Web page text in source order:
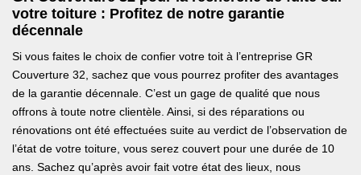
votre toiture : Profitez de notre garantie
décennale
Si vous faites le choix de confier votre toit à l’entreprise GR
Couverture 32, sachez que vous pourrez profiter des avantages
de la garantie décennale. C’est un gage de qualité que nous
offrons à toute notre clientèle. Ainsi, si des réparations ou
rénovations ont été effectuées suite au verdict de l’observation de
l’état de votre toiture, vous serez couvert pour une durée de 10
ans. Sachez qu’après avoir fait votre état des lieux, nous